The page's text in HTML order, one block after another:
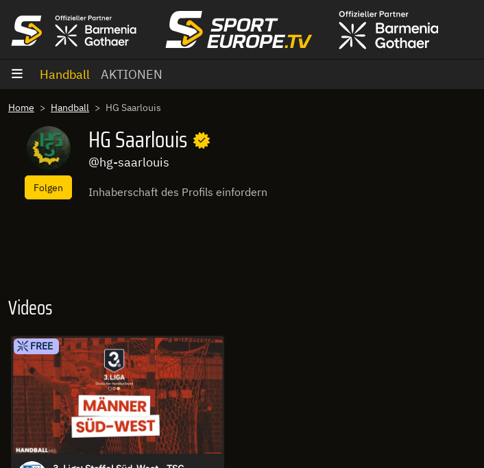
Handball AKTIONEN
Home Handball HG Saarlouis
Folgen
HG Saarlouis
@hg-saarlouis
Inhaberschaft des Profils einfordern
Videos
FREE